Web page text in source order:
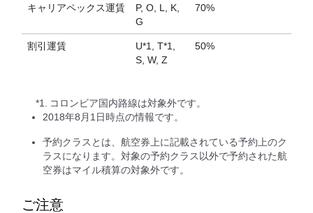
キャリアペックス運賃
P, O, L, K,
G
70%
割引運賃
U*1, T*1,
S, W, Z
50%
*1.
コロンビア国内路線は対象外です。
2018年8月1日時点の情報です。
予約クラスとは、航空券上に記載されている予約上のク
ラスになります。対象の予約クラス以外で予約された航
空券はマイル積算の対象外です。
ご注意